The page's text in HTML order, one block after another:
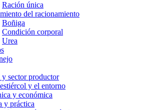
Ración única
del racionamiento
Boñiga
Condición corporal
Urea
sector productor
y el entorno
y económica
y práctica